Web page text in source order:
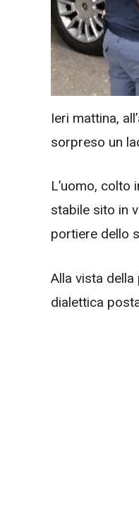
Ieri mattina,
sorpreso un
L’uomo, colto
stabile sito in
portiere dello
Alla vista della
dialettica